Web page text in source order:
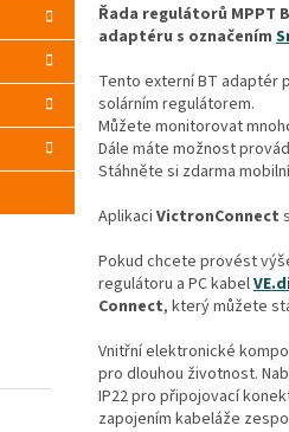
Řada regulátorů MPPT
adaptéru s označením
Tento externí BT adaptér
solárním regulátorem.
Můžete monitorovat
Dále máte možnost
Stáhněte si zdarma
Aplikaci VictronConnect
Pokud chcete provést
regulátoru a PC kabel
Connect, který můžete
Vnitřní elektronické
pro dlouhou životnost.
IP22 pro připojovací
zapojením kabeláže